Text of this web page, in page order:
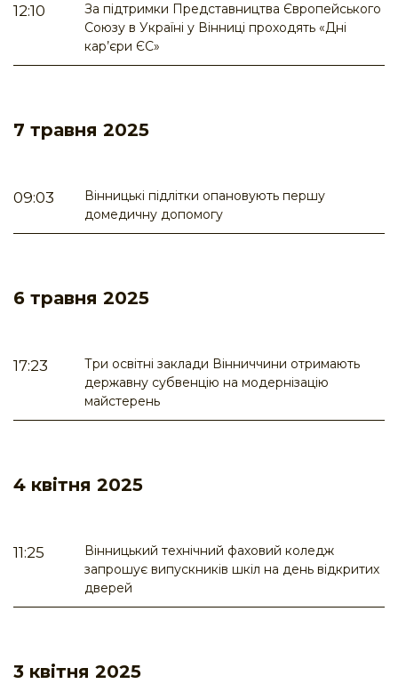
12:10
За підтримки Представництва Європейського
Союзу в Україні у Вінниці проходять «Дні
кар’єри ЄС»
7 травня 2025
09:03
Вінницькі підлітки опановують першу
домедичну допомогу
6 травня 2025
17:23
Три освітні заклади Вінниччини отримають
державну субвенцію на модернізацію
майстерень
4 квітня 2025
11:25
Вінницький технічний фаховий коледж
запрошує випускників шкіл на день відкритих
дверей
3 квітня 2025